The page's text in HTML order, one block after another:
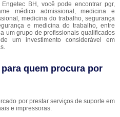
BH, você pode encontrar pgr,
médico admissional, medicina e
medicina do trabalho, segurança
e medicina do trabalho, entre
um grupo de profissionais qualificados
um investimento considerável em
quem procura por
por prestar serviços de suporte em
e impressoras.